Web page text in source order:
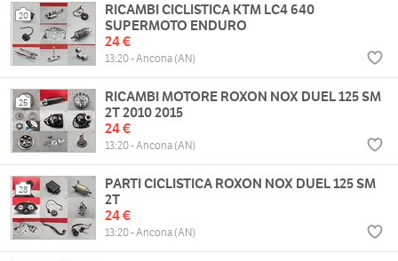
20
RICAMBI CICLISTICA KTM LC4 640
SUPERMOTO ENDURO
24 €
13:20 - Ancona (AN)
25
RICAMBI MOTORE ROXON NOX DUEL 125 SM
2T 2010 2015
24 €
13:20 - Ancona (AN)
28
PARTI CICLISTICA ROXON NOX DUEL 125 SM
2T
24 €
13:20 - Ancona (AN)